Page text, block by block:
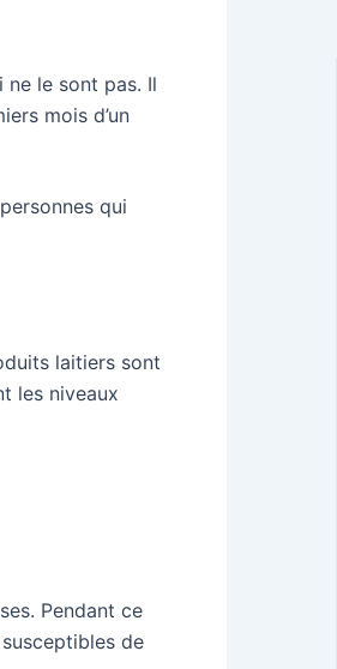
ne le sont pas. Il
mois d’un
qui
laitiers sont
les niveaux
Pendant ce
de